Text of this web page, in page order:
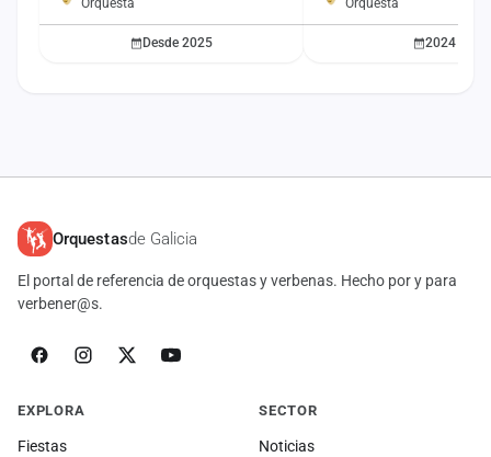
Orquesta
Desde 2025
Orquesta
2024
Orquestasde Galicia
El portal de referencia de orquestas y verbenas. Hecho por y para
verbener@s.
EXPLORA
Fiestas
SECTOR
Noticias